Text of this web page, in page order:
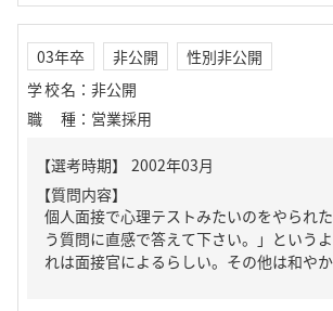
03年卒 非公開
性別非公開
学校名 ： 非公開
職種 ： 営業採用
【質問内容】
個人面接で心理テストみたいのをやられ
う質問に直感で答えて下さい。」という
れは面接官によるらしい。その他は和や